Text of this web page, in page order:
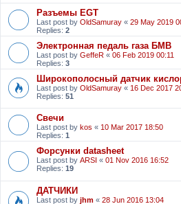
Разъемы EGT
Last post by OldSamuray « 29 May 2019
Replies: 2
Электронная педаль газа БМВ
Last post by GeffeR « 06 Feb 2019 00:11
Replies: 3
Широкополосный датчик
Last post by OldSamuray « 16 Dec 2017
Replies: 51
Свечи
Last post by kos « 10 Mar 2017 18:50
Replies: 1
Форсунки datasheet
Last post by ARSI « 01 Nov 2016 16:52
Replies: 19
ДАТЧИКИ
Last post by jhm « 28 Jun 2016 13:04